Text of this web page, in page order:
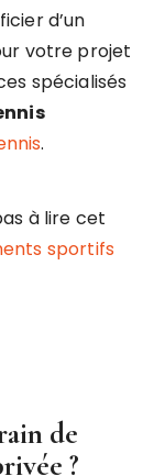
d’un
votre projet
spécialisés
.
à lire cet
sportifs
de
?